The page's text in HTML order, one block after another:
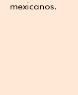
mexicanos.